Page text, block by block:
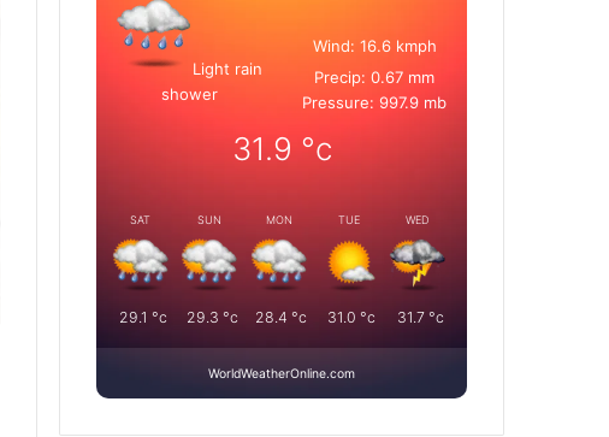
Light rain
shower
Wind: 16.6 kmph
Precip: 0.67 mm
Pressure: 997.9 mb
31.9 °c
SAT
29.1 °c
SUN
29.3 °c
MON
28.4 °c
TUE
31.0 °c
WED
31.7°c
WorldWeatherOnline.com